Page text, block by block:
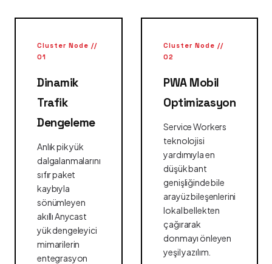
Cluster Node //
01
Dinamik
Trafik
Dengeleme
Anlık pik yük
dalgalanmalarını
sıfır paket
kaybıyla
sönümleyen
akıllı Anycast
yük dengeleyici
mimarilerin
entegrasyon
Cluster Node //
02
PWA Mobil
Optimizasyon
Service Workers
teknolojisi
yardımıyla en
düşük bant
genişliğinde bile
arayüz bileşenlerini
lokal bellekten
çağırarak
donmayı önleyen
yeşil yazılım.